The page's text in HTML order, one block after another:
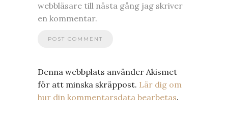
webbläsare till nästa gång jag skriver
en kommentar.
Denna webbplats använder Akismet
för att minska skräppost. Lär dig om
hur din kommentarsdata bearbetas.